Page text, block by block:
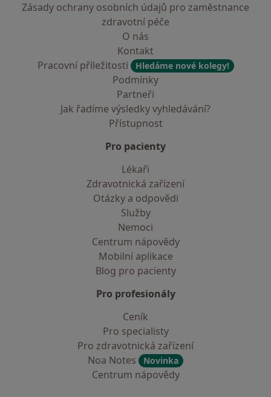
Zásady ochrany osobních údajů pro zaměstnance
zdravotní péče
O nás
Kontakt
Pracovní příležitosti
Hledáme nové kolegy!
Podmínky
Partneři
Jak řadíme výsledky vyhledávání?
Přístupnost
Pro pacienty
Lékaři
Zdravotnická zařízení
Otázky a odpovědi
Služby
Nemoci
Centrum nápovědy
Mobilní aplikace
Blog pro pacienty
Pro profesionály
Ceník
Pro specialisty
Pro zdravotnická zařízení
Noa Notes
Novinka
Centrum nápovědy